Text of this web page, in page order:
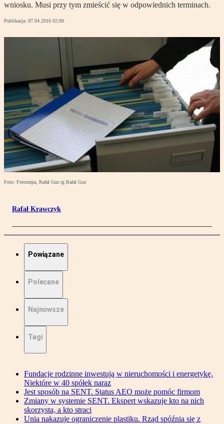
wniosku. Musi przy tym zmieścić się w odpowiednich terminach.
Publikacja: 07.04.2016 02:00
Foto: Fotorzepa, Rafał Guz rg Rafał Guz
Rafał Krawczyk
Powiązane
Polecane
Najnowsze
Tagi
Fundacje rodzinne inwestują w nieruchomości i energetykę.
Niektóre w 40 spółek naraz
Jest sposób na SENT. Status AEO może pomóc firmom
Zmiany w systemie SENT. Ekspert wskazuje kto na nich
skorzysta, a kto straci
Unia nakazuje ograniczenie plastiku. Rząd spóźnia się z